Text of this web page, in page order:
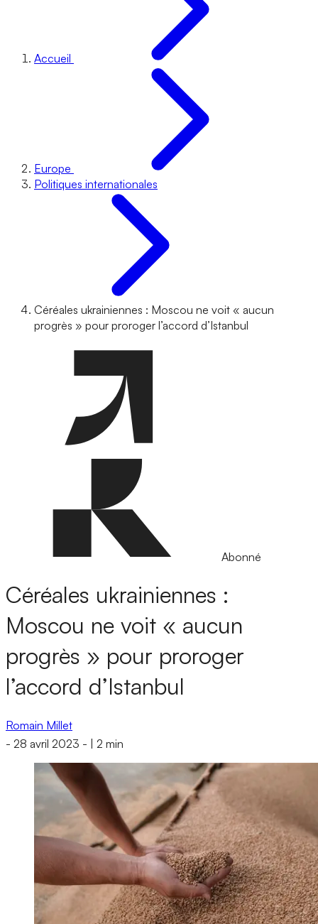
Accueil
Europe
Politiques internationales
Céréales ukrainiennes : Moscou ne voit « aucun
progrès » pour proroger l’accord d’Istanbul
Abonné
Céréales ukrainiennes :
Moscou ne voit « aucun
progrès » pour proroger
l’accord d’Istanbul
Romain Millet
- 28 avril 2023 - 2 min